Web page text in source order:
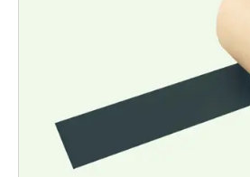
メーカーカタログ一覧
販売価格(税抜き)で絞る